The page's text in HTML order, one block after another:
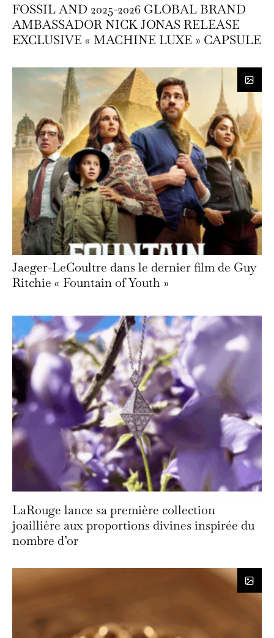
FOSSIL AND 2025-2026 GLOBAL BRAND
AMBASSADOR NICK JONAS RELEASE
EXCLUSIVE « MACHINE LUXE » CAPSULE
Jaeger-LeCoultre dans le dernier film de Guy
Ritchie « Fountain of Youth »
LaRouge lance sa première collection
joaillière aux proportions divines inspirée du
nombre d’or